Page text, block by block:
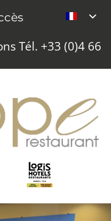
Tél. +33 (0)4 66